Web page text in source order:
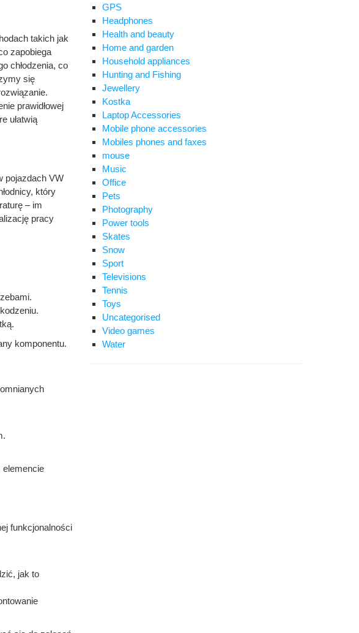
takich jak
zapobiega
chłodzenia, co
się
prawidłowej
ułatwią
pojazdach VW
który
– im
pracy
komponentu.
elemencie
funkcjonalności
jak to
GPS
Headphones
Health and beauty
Home and garden
Household appliances
Hunting and Fishing
Jewellery
Kostka
Laptop Accessories
Mobile phone accessories
Mobiles phones and faxes
mouse
Music
Office
Pets
Photography
Power tools
Skates
Snow
Sport
Televisions
Tennis
Toys
Uncategorised
Video games
Water